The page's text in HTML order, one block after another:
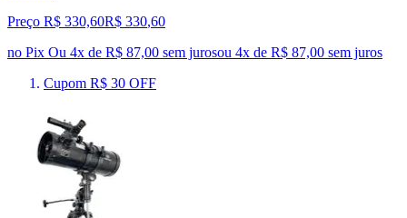
Preço R$ 330,60R$ 330,60
no Pix Ou 4x de R$ 87,00 sem jurosou 4x de R$ 87,00 sem juros
Cupom R$ 30 OFF